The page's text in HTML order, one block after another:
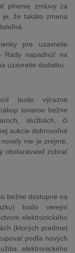
plnenie zmluvy za
je, že takáto zmena
pre uzavretie
Rady napadnúť na
uzavretie dodatku.
bude výrazne
tovarov bežne
službách, či
aukcie dobrovoľné
nie je zrejmé,
obstarávateľ zobrať
bežne dostupné na
budú verejní
elektronického
(ktorých predmet
podľa nových
elektronického